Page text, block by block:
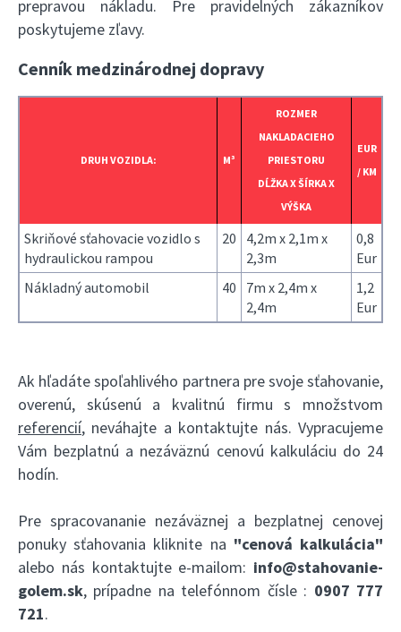
prepravou nákladu. Pre pravidelných zákazníkov
poskytujeme zľavy.
Cenník medzinárodnej dopravy
DRUH VOZIDLA: M³
ROZMER
NAKLADACIEHO
PRIESTORU
DĹŽKA X ŠÍRKA X
VÝŠKA
EUR
/ KM
Skriňové sťahovacie vozidlo s
hydraulickou rampou
20
4,2m x 2,1m x
2,3m
0,8
Eur
Nákladný automobil
40
7m x 2,4m x
2,4m
1,2
Eur
Ak hľadáte spoľahlivého partnera pre svoje sťahovanie,
overenú, skúsenú a kvalitnú firmu s množstvom
referencií, neváhajte a kontaktujte nás. Vypracujeme
Vám bezplatnú a nezáväznú cenovú kalkuláciu do 24
hodín.
Pre spracovananie nezáväznej a bezplatnej cenovej
ponuky sťahovania kliknite na "cenová kalkulácia"
alebo nás kontaktujte e-mailom: info@stahovanie-
golem.sk, prípadne na telefónnom čísle : 0907 777
721.